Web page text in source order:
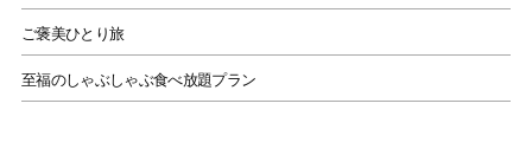
ご褒美ひとり旅
至福のしゃぶしゃぶ食べ放題プラン